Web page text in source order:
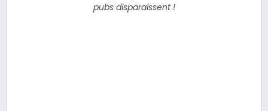
pubs disparaissent !